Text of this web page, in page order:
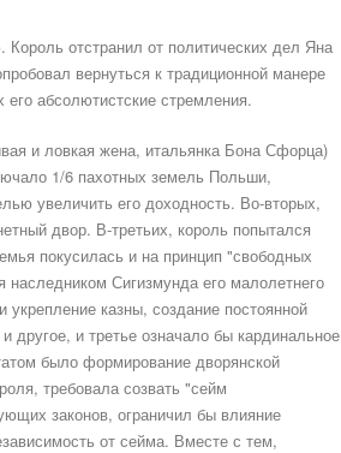
отстранил от политических дел Яна
вернуться к традиционной манере
абсолютистские стремления.
и ловкая жена, итальянка Бона Сфорца)
1/6 пахотных земель Польши,
увеличить его доходность. Во-вторых,
двор. В-третьих, король попытался
покусилась и на принцип "свободных
Сигизмунда его малолетнего
казны, создание постоянной
другое, и третье означало бы кардинальное
было формирование дворянской
требовала созвать "сейм
законов, ограничил бы влияние
от сейма. Вместе с тем,